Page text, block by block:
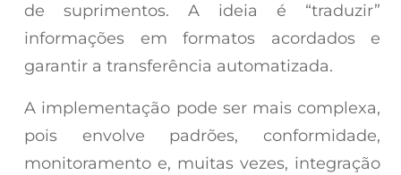
de suprimentos. A ideia é “traduzir”
informações em formatos acordados e
garantir a transferência automatizada.
A implementação pode ser mais complexa,
pois envolve padrões, conformidade,
monitoramento e, muitas vezes, integração